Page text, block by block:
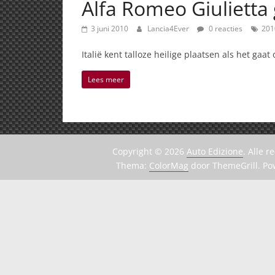
Alfa Romeo
3 juni 2010 Lancia4Ever 0 reacties
Italië kent talloze heilige plaatsen als het
Lees meer
Copyright © 2026 Auto Edizione. Alle
Thema: ColorMag door ThemeGrill.